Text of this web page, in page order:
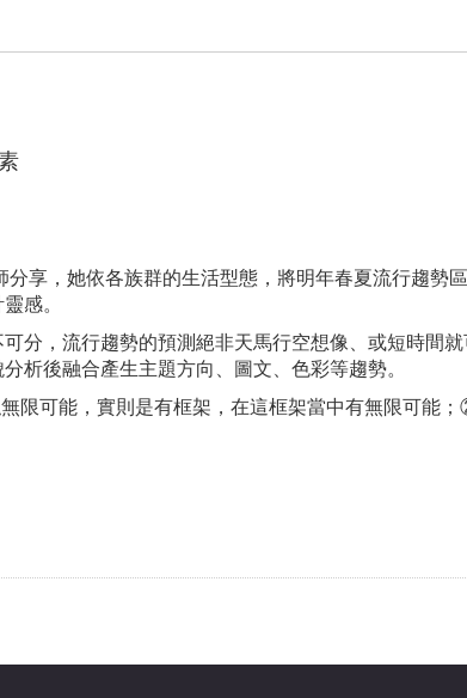
享，她依各族群的生活型態，將明年春夏流行趨勢區
感。
分，流行趨勢的預測絕非天馬行空想像、或短時間
析後融合產生主題方向、圖文、色彩等趨勢。
限可能，實則是有框架，在這框架當中有無限可能